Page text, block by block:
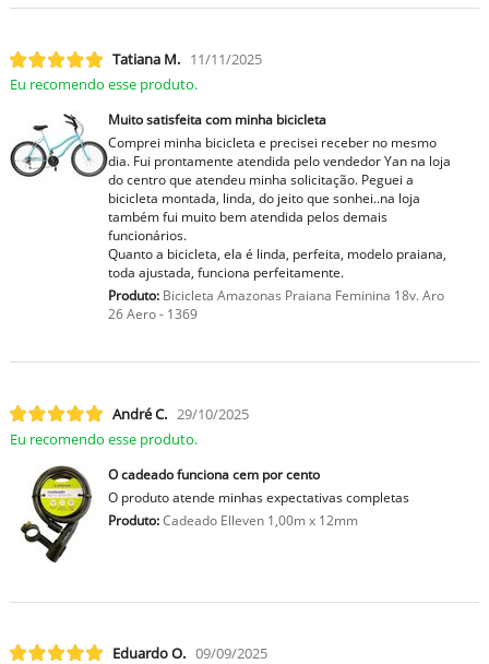
Tatiana M. 11/11/2025
Eu recomendo esse produto.
Muito satisfeita com minha bicicleta
Comprei minha bicicleta e precisei receber no mesmo
dia. Fui prontamente atendida pelo vendedor Yan na loja
do centro que atendeu minha solicitação. Peguei a
bicicleta montada, linda, do jeito que sonhei..na loja
também fui muito bem atendida pelos demais
funcionários.
Quanto a bicicleta, ela é linda, perfeita, modelo praiana,
toda ajustada, funciona perfeitamente.
Produto:Bicicleta Amazonas Praiana Feminina 18v. Aro
26 Aero - 1369
André C. 29/10/2025
Eu recomendo esse produto.
O cadeado funciona cem por cento
O produto atende minhas expectativas completas
Produto:Cadeado Elleven 1,00m x 12mm
Eduardo O. 09/09/2025